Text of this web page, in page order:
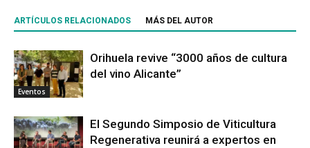
ARTÍCULOS RELACIONADOS MÁS DEL AUTOR
Eventos
Orihuela revive “3000 años de cultura
del vino Alicante”
El Segundo Simposio de Viticultura
Regenerativa reunirá a expertos en